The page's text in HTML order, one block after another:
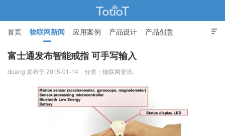

首页 物联网新闻 应用案例 产品设计 产品创意
智能家居
富士通发布智能戒指 可手写输入
duang 发布于 2015-01-14 分类： 物联网资讯